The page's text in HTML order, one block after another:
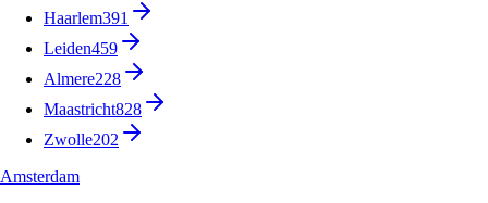
Haarlem391
Leiden459
Almere228
Maastricht828
Zwolle202
Amsterdam